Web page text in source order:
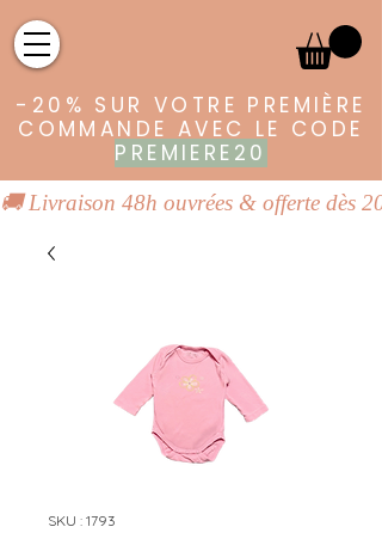
-20% SUR VOTRE PREMIÈRE
COMMANDE AVEC LE CODE
PREMIERE20
🚚 Livraison 48h ouvrées & offerte dès
SKU : 1793